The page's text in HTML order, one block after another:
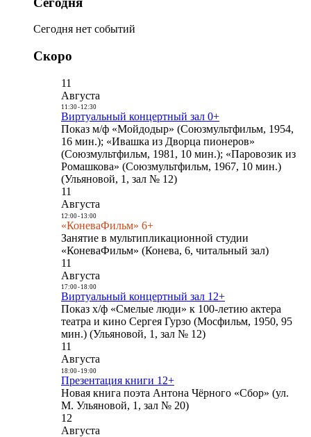
Сегодня нет событий
Скоро
11
Августа
11:30- 12:30
Виртуальный концертный зал 0+
Показ м/ф «Мойдодыр» (Союзмультфильм, 1954,
16 мин.); «Ивашка из Дворца пионеров»
(Союзмультфильм, 1981, 10 мин.); «Паровозик из
Ромашкова» (Союзмультфильм, 1967, 10 мин.)
(Ульяновой, 1, зал № 12)
11
Августа
12:00- 13:00
«КоневаФильм» 6+
Занятие в мультипликационной студии
«КоневаФильм» (Конева, 6, читальный зал)
11
Августа
17:00- 18:00
Виртуальный концертный зал 12+
Показ х/ф «Смелые люди» к 100-летию актера
театра и кино Сергея Гурзо (Мосфильм, 1950, 95
мин.) (Ульяновой, 1, зал № 12)
11
Августа
18:00- 19:00
Презентация книги 12+
Новая книга поэта Антона Чёрного «Сбор» (ул.
М. Ульяновой, 1, зал № 20)
12
Августа